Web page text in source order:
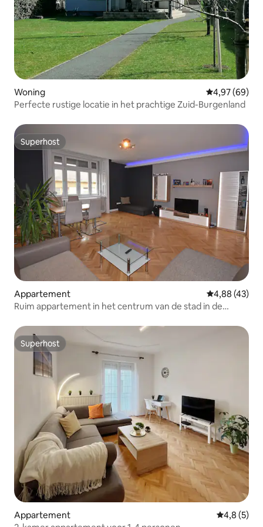
Woning Gemiddelde
4,97 (69)
Perfecte rustige locatie in het prachtige Zuid-Burgenland
Superhost
Superhost
Appartement Gemiddelde
4,88 (43)
Ruim appartement in het centrum van de stad in de
Superhost
Superhost
Appartement
4,8 (5)